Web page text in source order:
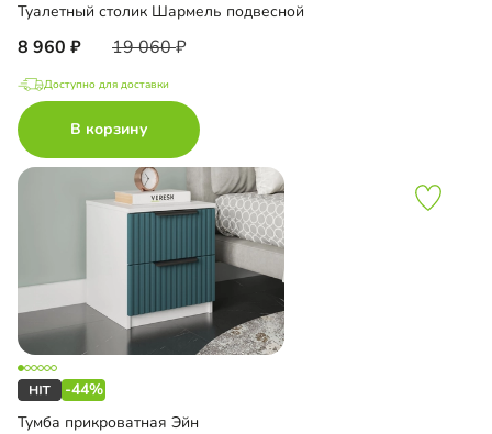
Туалетный столик Шармель подвесной
8 960 19 060
Доступно для доставки
В корзину
-44%
Тумба прикроватная Эйн